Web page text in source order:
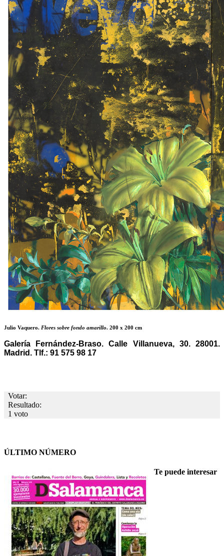
Julio Vaquero. Flores sobre fondo amarillo. 200 x 200 cm
Galería Fernández-Braso. Calle Villanueva, 30. 28001.
Madrid. Tlf.: 91 575 98 17
Votar:
Resultado:
1 voto
ÚLTIMO NÚMERO
Te puede interesar